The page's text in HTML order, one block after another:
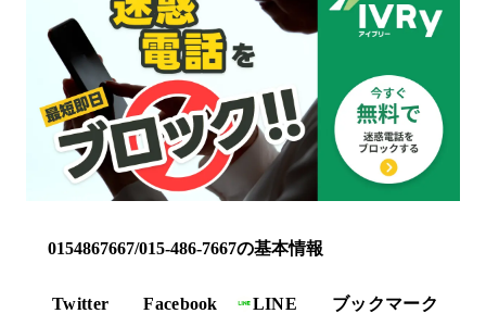
0154867667/015-486-7667の基本情報
Twitter Facebook LINE
ブックマーク